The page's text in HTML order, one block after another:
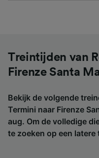
Treintijden van
Firenze Santa
Bekijk de volgende
Termini naar Firenze
aug. Om de volledige
te zoeken op een